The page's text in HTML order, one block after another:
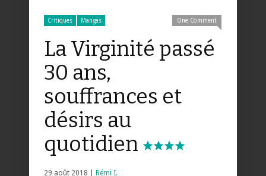
Critiques Mangas One Comment
La Virginité passé
30 ans,
souffrances et
désirs au
quotidien
29 août 2018 | Rémi I.